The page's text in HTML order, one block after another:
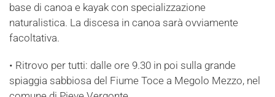
base di canoa e kayak con specializzazione
naturalistica. La discesa in canoa sarà ovviamente
facoltativa.
• Ritrovo per tutti: dalle ore 9.30 in poi sulla grande
spiaggia sabbiosa del Fiume Toce a Megolo Mezzo, nel